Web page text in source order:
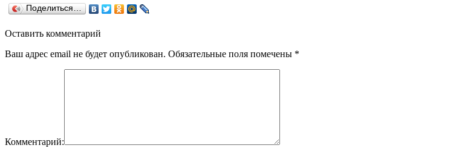
Поделиться…
Оставить комментарий
Ваш адрес email не будет опубликован. Обязательные поля помечены *
Комментарий: